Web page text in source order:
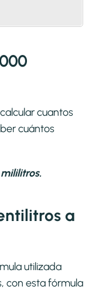
cuantos
cuántos
a
utilizada
con esta fórmula